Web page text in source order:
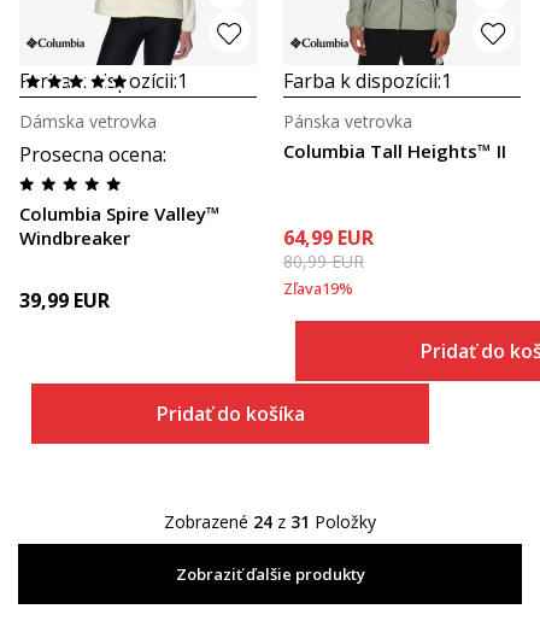
Farba k dispozícii:1
Prosecna ocena:
Columbia Spire Valley™
Windbreaker
Dámska vetrovka
39,99 EUR
Pridať do košíka
Farba k dispozícii:1
Columbia Tall Heights™ II
Pánska vetrovka
64,99 EUR
80,99EUR
Zľava19%
Pridať do
Zobrazené 24 z 31 Položky
Zobraziť ďalšie produkty